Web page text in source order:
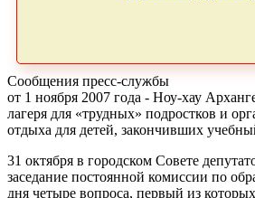
Сообщения пресс-службы
от 1 ноября 2007 года - Ноу-хау
лагеря для «трудных» подростков и
отдыха для детей, закончивших
31 октября в городском Совете
заседание постоянной комиссии по
дня четыре вопроса, первый из